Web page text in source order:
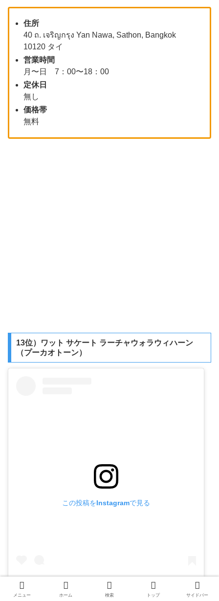
住所
40 ถ. เจริญกรุง Yan Nawa, Sathon, Bangkok
10120 タイ
営業時間
月〜日 7：00〜18：00
定休日
無し
価格帯
無料
13位）ワット サケート ラーチャウォラウィハーン
（プーカオトーン）
この投稿をInstagramで見る
メニュー ホーム 検索 トップ サイドバー